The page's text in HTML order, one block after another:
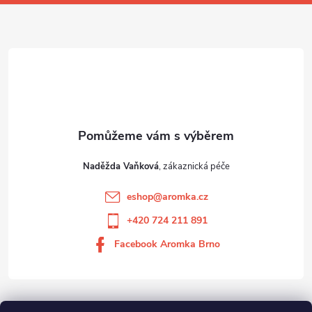
Vše o nákupu
Naděžda Vaňková
eshop@aromka.cz
+420 724 211 891
Facebook Aromka Brno